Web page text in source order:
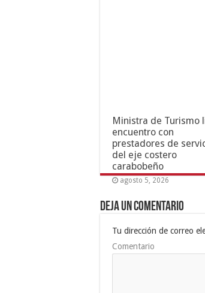
Ministra de Turismo
encuentro con
prestadores de
del eje costero
carabobeño
agosto 5, 2026
Deja un comentario
Tu dirección de correo
Comentario